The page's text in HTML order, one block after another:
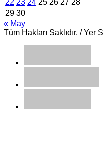
22 23 24 25 26 27 28
29 30
« May
Tüm Hakları Saklıdır. / Yer